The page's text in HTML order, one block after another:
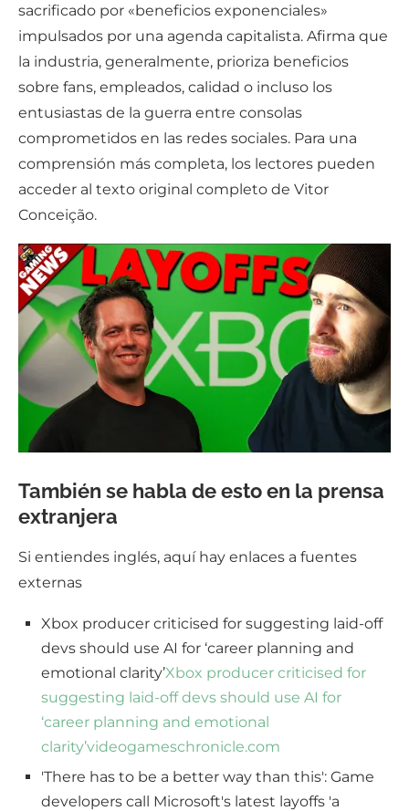
sacrificado por «beneficios exponenciales»
impulsados por una agenda capitalista. Afirma que
la industria, generalmente, prioriza beneficios
sobre fans, empleados, calidad o incluso los
entusiastas de la guerra entre consolas
comprometidos en las redes sociales. Para una
comprensión más completa, los lectores pueden
acceder al texto original completo de Vitor
Conceição.
También se habla de esto en la prensa
extranjera
Si entiendes inglés, aquí hay enlaces a fuentes
externas
Xbox producer criticised for suggesting laid-off
devs should use AI for ‘career planning and
emotional clarity’Xbox producer criticised for
suggesting laid-off devs should use AI for
‘career planning and emotional
clarity’videogameschronicle.com
'There has to be a better way than this': Game
developers call Microsoft's latest layoffs 'a